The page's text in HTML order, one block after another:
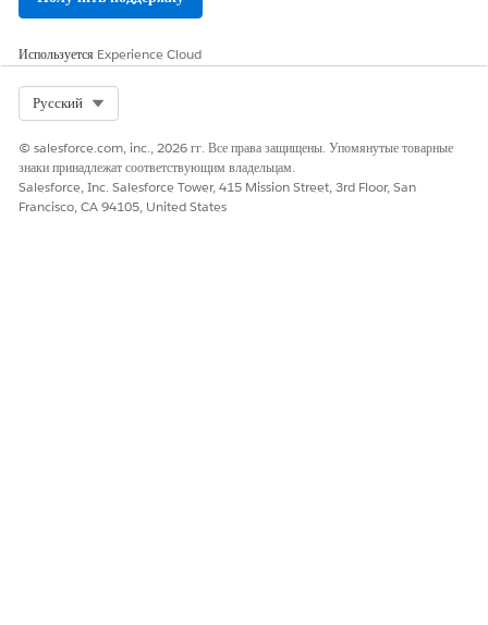
ЭТА СТАТЬЯ РЕШИЛА ВАШУ ПРОБЛЕМУ?
Оставьте свой отзыв, чтобы мы могли стать лучше!
Используется Experience Cloud
Русский
© salesforce.com, inc., 2026 гг. Все права защищены. Упомянутые товарные
знаки принадлежат соответствующим владельцам.
Salesforce, Inc. Salesforce Tower, 415 Mission Street, 3rd Floor, San
Francisco, CA 94105, United States